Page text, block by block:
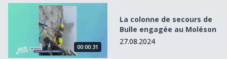
La colonne de secours de Bulle engagée au Moléson
00:00:31
La colonne de secours de
Bulle engagée au Moléson
27.08.2024